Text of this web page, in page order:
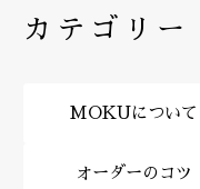
カテゴリー
MOKUについて
オーダーのコツ